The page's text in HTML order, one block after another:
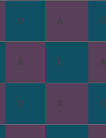
O A O
A O A
O A O